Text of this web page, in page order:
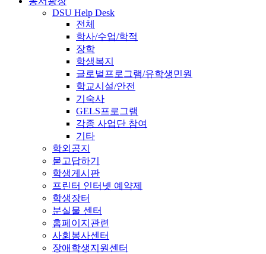
DSU Help Desk
전체
학사/수업/학적
장학
학생복지
글로벌프로그램/유학생민원
학교시설/안전
기숙사
GELS프로그램
각종 사업단 참여
기타
학외공지
묻고답하기
학생게시판
프린터 인터넷 예약제
학생장터
분실물 센터
홈페이지관련
사회봉사센터
장애학생지원센터